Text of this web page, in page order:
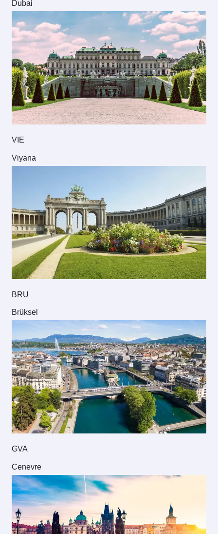
Dubai
VIE
Viyana
BRU
Brüksel
GVA
Cenevre